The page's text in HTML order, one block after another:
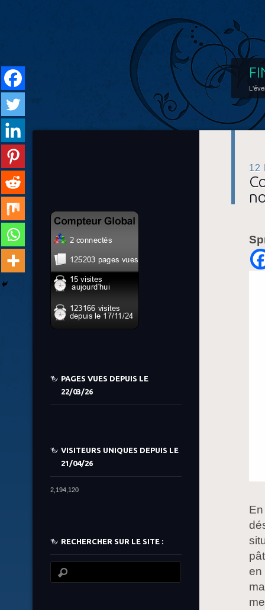
12
en
PAGES VUES DEPUIS LE
22/03/26
VISITEURS UNIQUES DEPUIS LE
21/04/26
2,194,120
RECHERCHER SUR LE SITE :